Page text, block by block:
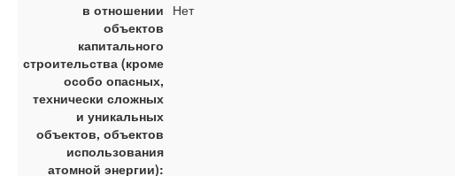
в отношении
объектов
капитального
строительства (кроме
особо опасных,
технически сложных
и уникальных
объектов, объектов
использования
атомной энергии):
Нет